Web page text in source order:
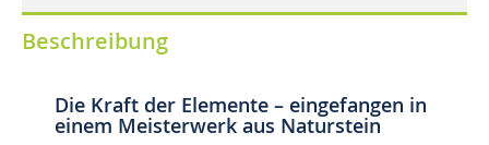
Beschreibung
Die Kraft der Elemente – eingefangen in
einem Meisterwerk aus Naturstein